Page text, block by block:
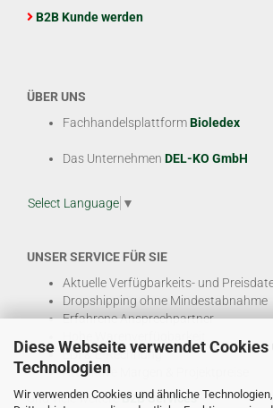
Diese Webseite verwendet Cookies
Technologien
Wir verwenden Cookies und ähnliche
B2B Kunde werden
ÜBER UNS
FachhandelsplattformBioledex
Das Unternehmen DEL-KO GmbH
Select Language ▼
UNSER SERVICE FÜR SIE
Aktuelle Verfügbarkeits- und
Dropshipping ohne Mindestabnahme
Erfahrene Ansprechpartner
Hohe Warenverfügbarkeit
EDI & E-Rechnung
Attraktive Margen & Projektpreise
Und viele weitereB2B Services